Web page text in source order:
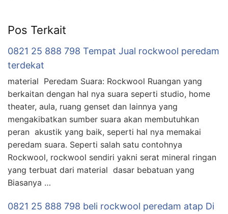
Pos Terkait
0821 25 888 798 Tempat Jual rockwool peredam
terdekat
material Peredam Suara: Rockwool Ruangan yang
berkaitan dengan hal nya suara seperti studio, home
theater, aula, ruang genset dan lainnya yang
mengakibatkan sumber suara akan membutuhkan
peran akustik yang baik, seperti hal nya memakai
peredam suara. Seperti salah satu contohnya
Rockwool, rockwool sendiri yakni serat mineral ringan
yang terbuat dari material dasar bebatuan yang
Biasanya …
0821 25 888 798 beli rockwool peredam atap Di